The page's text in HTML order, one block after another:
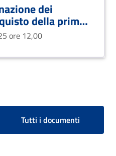
dei
della prima
ore 12,00
Tutti i documenti